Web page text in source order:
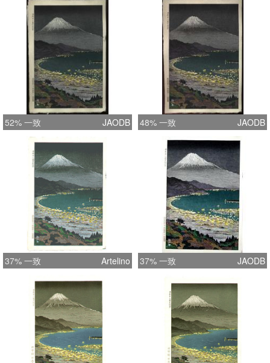
52% 一致 JAODB 48% 一致 JAODB
37% 一致 Artelino 37% 一致 JAODB